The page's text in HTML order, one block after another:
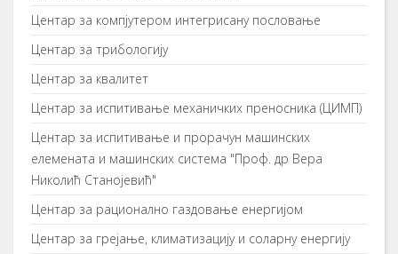
Центар за компјутером интегрисану пословање
Цeнтaр зa трибoлoгиjу
Центар за квалитет
Центар за испитивање механичких преносника (ЦИМП)
Центар за испитивање и прорачун машинских
елемената и машинских система "Проф. др Вера
Николић Станојевић"
Центар за рационално газдовање енергијом
Центар за грејање, климатизацију и соларну енергију